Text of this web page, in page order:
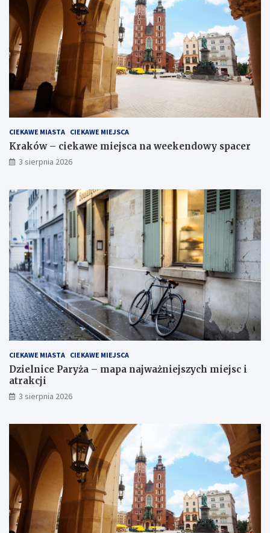
CIEKAWE MIASTA CIEKAWE MIEJSCA
Kraków – ciekawe miejsca na weekendowy spacer
3 sierpnia 2026
CIEKAWE MIASTA CIEKAWE MIEJSCA
Dzielnice Paryża – mapa najważniejszych miejsc i
atrakcji
3 sierpnia 2026